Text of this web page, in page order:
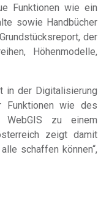
Funktionen wie ein
sowie Handbücher
der
Höhenmodelle,
in der Digitalisierung
Funktionen wie des
WebGIS zu einem
zeigt damit
schaffen können“,